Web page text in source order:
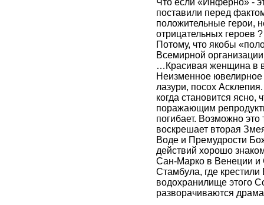
Что если «Инферно» -
поставили перед
положительные герои,
отрицательных героев
Потому, что якобы
Всемирной
…Красивая женщина в
Неизменное
лазури, посох
когда становится ясно,
поражающим
погибает. Возможно
воскрешает вторая
Воде и Премудрости
действий хорошо
Сан-Марко в Венеции и
Стамбула, где
водохранилище этого
разворачиваются